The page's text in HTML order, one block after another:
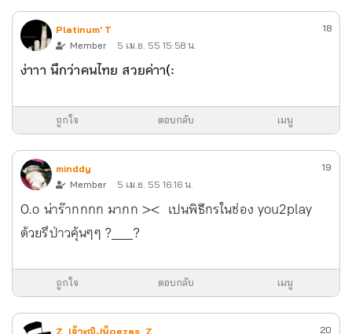
Platinum' T
Member
5 เม.ย. 55 15:58 น.
18
ง่าาา นึกว่าคนไทย สวยค่าา(:
ถูกใจ ตอบกลับ เมนู
minddy
Member
5 เม.ย. 55 16:16 น.
19
O.o น่าร๊ากกกก มากก >< เปนพิธีกรในช่อง you2play
ด้วยรึป่าวคุ้นๆๆ ?___?
ถูกใจ ตอบกลับ เมนู
Z_lจ้าxญิJน้๐ezas_Z
20